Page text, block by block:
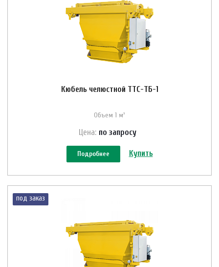
Кюбель челюстной ТТС-ТБ-1
Объем 1 м³
Цена: по запросу
Подробнее Купить
под заказ